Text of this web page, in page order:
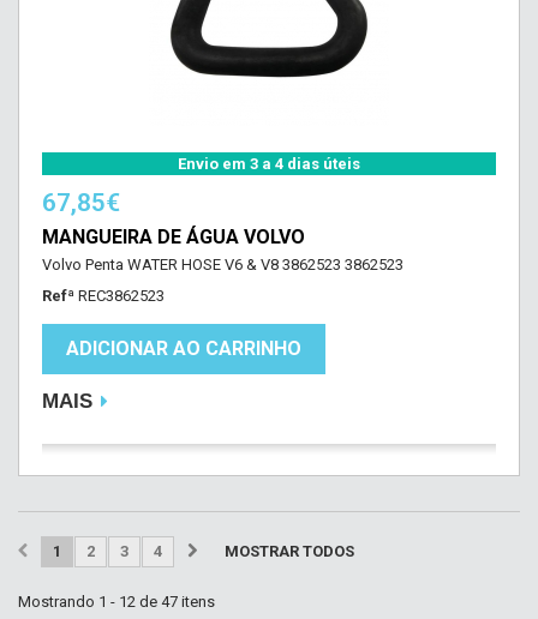
Envio em 3 a 4 dias úteis
67,85€
MANGUEIRA DE ÁGUA VOLVO
Volvo Penta WATER HOSE V6 & V8 3862523 3862523
Refª REC3862523
ADICIONAR AO CARRINHO
MAIS
MOSTRAR TODOS
1 2 3 4
Mostrando 1 - 12 de 47 itens